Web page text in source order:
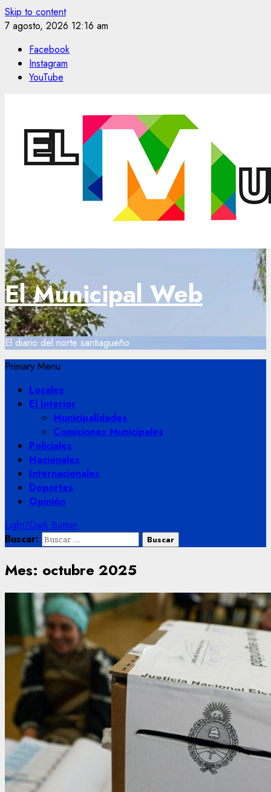
Skip to content
7 agosto, 2026 12:16 am
Facebook
Instagram
YouTube
El Municipal Web
El diario del norte santiagueño
Primary Menu
Locales
El Interior
Municipalidades
Comisiones Municipales
Policiales
Nacionales
Internacionales
Deportes
Opinión
Light/Dark Button
Buscar:
Mes: octubre 2025